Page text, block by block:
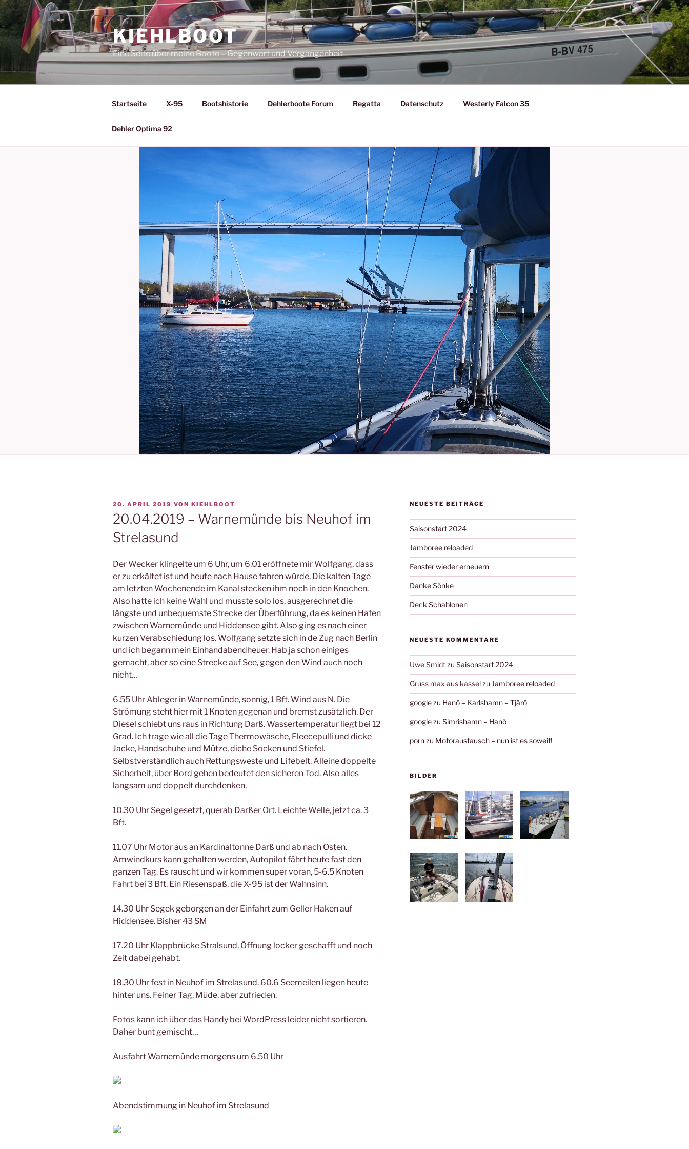
Zum
Inhalt
springen
KIEHLBOOT
Eine Seite über meine Boote – Gegenwart und Vergangenheit
Startseite X-95 Bootshistorie Dehlerboote Forum Regatta Datenschutz Westerly Falcon 35
Dehler Optima 92
VERÖFFENTLICHT
AM
20. APRIL 2019 VON KIEHLBOOT
20.04.2019 – Warnemünde bis Neuhof im
Strelasund
Der Wecker klingelte um 6 Uhr, um 6.01 eröffnete mir Wolfgang, dass
er zu erkältet ist und heute nach Hause fahren würde. Die kalten Tage
am letzten Wochenende im Kanal stecken ihm noch in den Knochen.
Also hatte ich keine Wahl und musste solo los, ausgerechnet die
längste und unbequemste Strecke der Überführung, da es keinen Hafen
zwischen Warnemünde und Hiddensee gibt. Also ging es nach einer
kurzen Verabschiedung los. Wolfgang setzte sich in de Zug nach Berlin
und ich begann mein Einhandabendheuer. Hab ja schon einiges
gemacht, aber so eine Strecke auf See, gegen den Wind auch noch
nicht…
6.55 Uhr Ableger in Warnemünde, sonnig, 1 Bft. Wind aus N. Die
Strömung steht hier mit 1 Knoten gegenan und bremst zusätzlich. Der
Diesel schiebt uns raus in Richtung Darß. Wassertemperatur liegt bei 12
Grad. Ich trage wie all die Tage Thermowäsche, Fleecepulli und dicke
Jacke, Handschuhe und Mütze, diche Socken und Stiefel.
Selbstverständlich auch Rettungsweste und Lifebelt. Alleine doppelte
Sicherheit, über Bord gehen bedeutet den sicheren Tod. Also alles
langsam und doppelt durchdenken.
10.30 Uhr Segel gesetzt, querab Darßer Ort. Leichte Welle, jetzt ca. 3
Bft.
11.07 Uhr Motor aus an Kardinaltonne Darß und ab nach Osten.
Amwindkurs kann gehalten werden, Autopilot fährt heute fast den
ganzen Tag. Es rauscht und wir kommen super voran, 5-6.5 Knoten
Fahrt bei 3 Bft. Ein Riesenspaß, die X-95 ist der Wahnsinn.
14.30 Uhr Segek geborgen an der Einfahrt zum Geller Haken auf
Hiddensee. Bisher 43 SM
17.20 Uhr Klappbrücke Stralsund, Öffnung locker geschafft und noch
Zeit dabei gehabt.
18.30 Uhr fest in Neuhof im Strelasund. 60.6 Seemeilen liegen heute
hinter uns. Feiner Tag. Müde, aber zufrieden.
Fotos kann ich über das Handy bei WordPress leider nicht sortieren.
Daher bunt gemischt…
Ausfahrt Warnemünde morgens um 6.50 Uhr
Abendstimmung in Neuhof im Strelasund
NEUESTE BEITRÄGE
Saisonstart 2024
Jamboree reloaded
Fenster wieder erneuern
Danke Sönke
Deck Schablonen
NEUESTE KOMMENTARE
Uwe Smidtzu Saisonstart 2024
Gruss max aus kasselzu Jamboree reloaded
googlezu Hanö – Karlshamn – Tjärö
googlezu Simrishamn – Hanö
pornzu Motoraustausch – nun ist es soweit!
BILDER